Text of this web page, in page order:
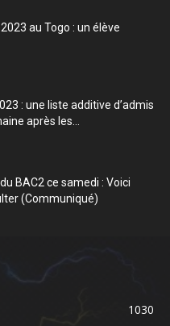
au Togo : un élève
: une liste additive d’admis
après les...
BAC2 ce samedi : Voici
(Communiqué)
1030